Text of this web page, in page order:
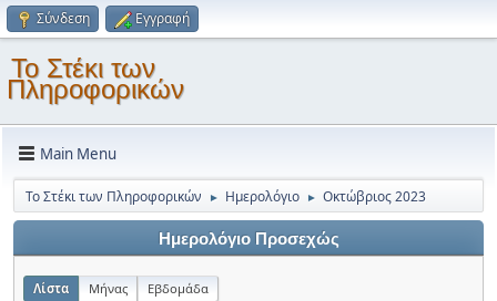
Σύνδεση Εγγραφή
Το Στέκι των
Πληροφορικών
Main Menu
Το Στέκι των Πληροφορικών ► Ημερολόγιο ► Οκτώβριος 2023
Ημερολόγιο Προσεχώς
Λίστα Μήνας Εβδομάδα